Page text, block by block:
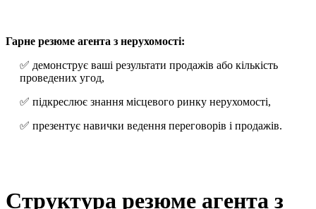
Гарне резюме агента з нерухомості:
✅ демонструє ваші результати продажів або кількість
проведених угод,
✅ підкреслює знання місцевого ринку нерухомості,
✅ презентує навички ведення переговорів і продажів.
Структура резюме агента з